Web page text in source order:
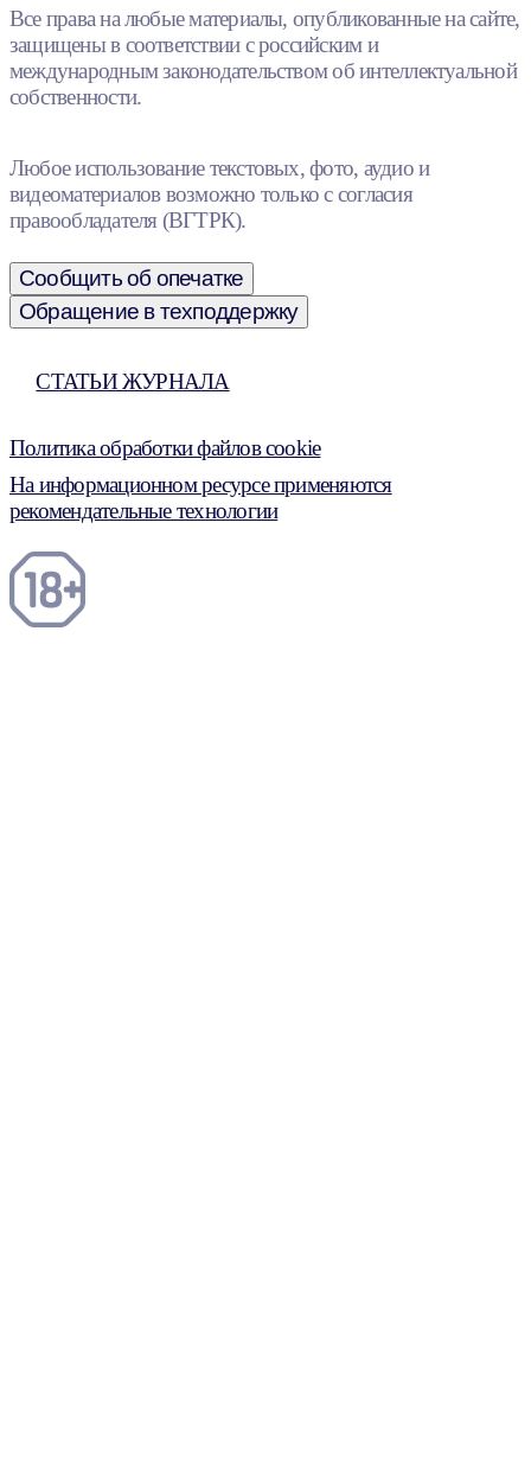
Все права на любые материалы, опубликованные на сайте,
защищены в соответствии с российским и
международным законодательством об интеллектуальной
собственности.
Любое использование текстовых, фото, аудио и
видеоматериалов возможно только с согласия
правообладателя (ВГТРК).
Сообщить об опечатке
Обращение в техподдержку
СТАТЬИ ЖУРНАЛА
Политика обработки файлов cookie
На информационном ресурсе применяются
рекомендательные технологии